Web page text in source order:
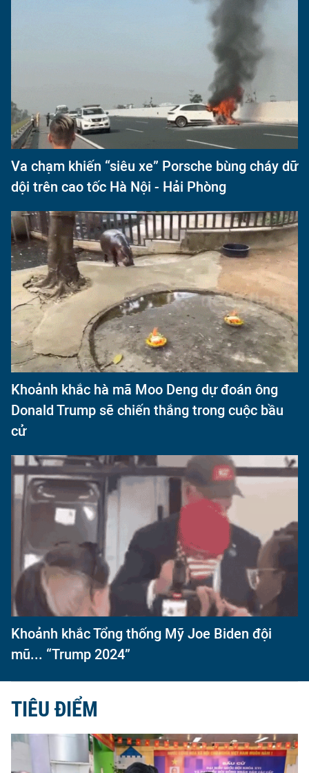
Va chạm khiến “siêu xe” Porsche bùng cháy dữ
dội trên cao tốc Hà Nội - Hải Phòng
Khoảnh khắc hà mã Moo Deng dự đoán ông
Donald Trump sẽ chiến thắng trong cuộc bầu
cử
Khoảnh khắc Tổng thống Mỹ Joe Biden đội
mũ... “Trump 2024”
TIÊU ĐIỂM